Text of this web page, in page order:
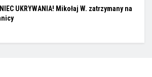
UKRYWANIA! Mikołaj W. zatrzymany na